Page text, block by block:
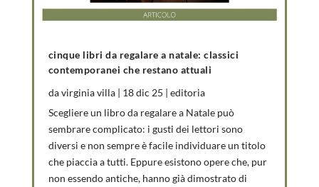
cinque libri da regalare a natale: classici
contemporanei che restano attuali
davirginia villa| 18 dic 25 | editoria
Scegliere un libro da regalare a Natale può
sembrare complicato: i gusti dei lettori sono
diversi e non sempre è facile individuare un titolo
che piaccia a tutti. Eppure esistono opere che, pur
non essendo antiche, hanno già dimostrato di